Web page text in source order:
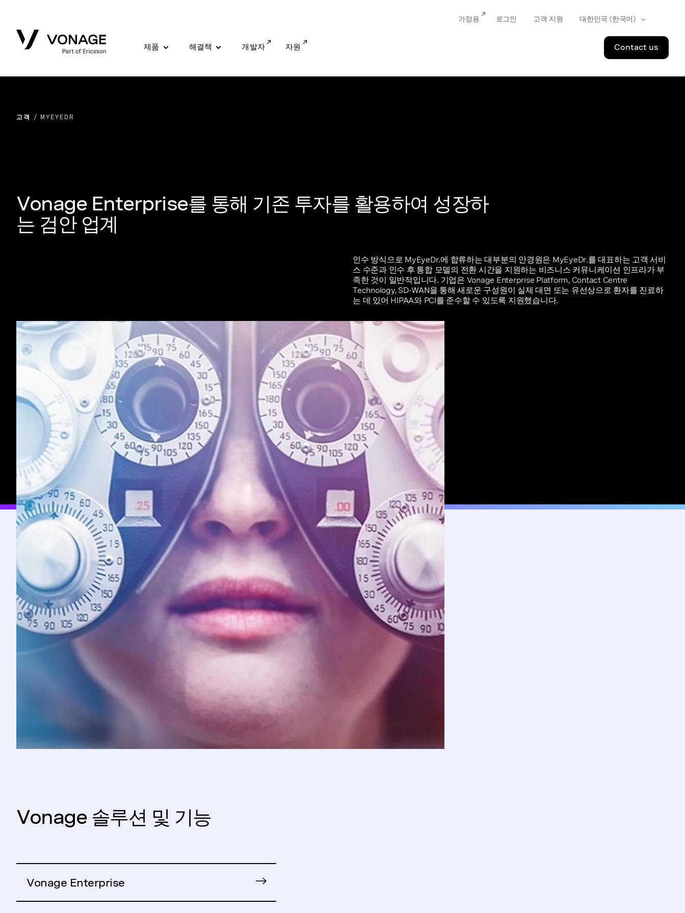
제품 해결책 개발자 자원 Contact us
가정용 로그인 고객 지원
고객 MYEYEDR
Vonage Enterprise를 통해 기존 투자를 활용하여 성장하
는 검안 업계
인수 방식으로 MyEyeDr.에 합류하는 대부분의 안경원은 MyEyeDr.를 대표하는 고객 서비
스 수준과 인수 후 통합 모델의 전환 시간을 지원하는 비즈니스 커뮤니케이션 인프라가 부
족한 것이 일반적입니다. 기업은 Vonage Enterprise Platform, Contact Centre
Technology, SD-WAN을 통해 새로운 구성원이 실제 대면 또는 유선상으로 환자를 진료하
는 데 있어 HIPAA와 PCI를 준수할 수 있도록 지원했습니다.
Vonage 솔루션 및 기능
Vonage Enterprise